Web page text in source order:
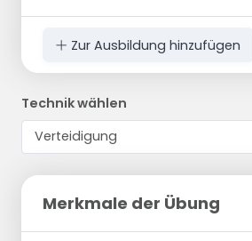
Zur Ausbildung hinzufügen
Technik wählen
Merkmale der Übung